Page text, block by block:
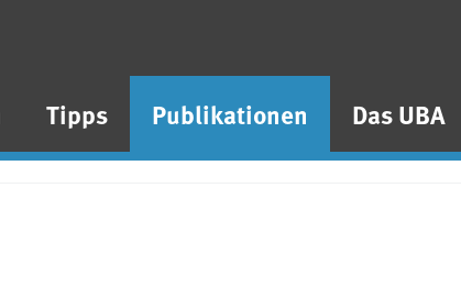
Tipps Publikationen Das UBA